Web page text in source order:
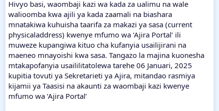
Hivyo basi, waombaji kazi wa kada za ualimu na wale
walioomba kwa ajili ya kada zaamali na biashara
mnatakiwa kuhuisha taarifa za makazi ya sasa (current
physicaladdress) kwenye mfumo wa ‘Ajira Portal’ ili
muweze kupangiwa kituo cha kufanyia usailijirani na
maeneo mnayoishi kwa sasa. Tangazo la majina kuonesha
mtakapofanyia usaililitatolewa tarehe 06 Januari, 2025
kupitia tovuti ya Sekretarieti ya Ajira, mitandao rasmiya
kijamii ya Taasisi na akaunti za waombaji kazi kwenye
mfumo wa ‘Ajira Portal’